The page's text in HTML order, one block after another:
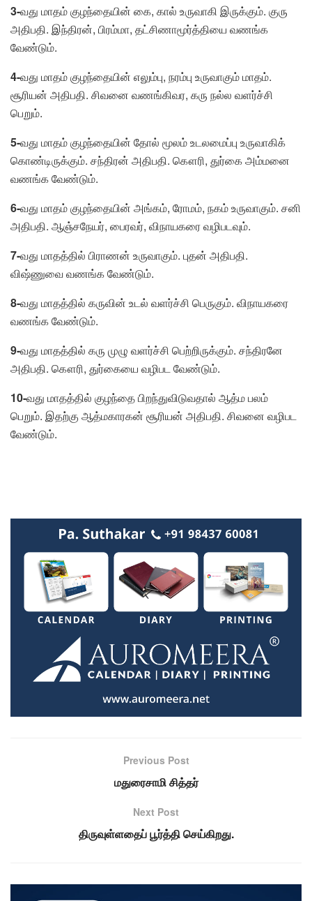
3-வது மாதம் குழந்தையின் கை, கால் உருவாகி இருக்கும். குரு
அதிபதி. இந்திரன், பிரம்மா, தட்சிணாமூர்த்தியை வணங்க
வேண்டும்.
4-வது மாதம் குழந்தையின் எலும்பு, நரம்பு உருவாகும் மாதம்.
சூரியன் அதிபதி. சிவனை வணங்கிவர, கரு நல்ல வளர்ச்சி
பெறும்.
5-வது மாதம் குழந்தையின் தோல் மூலம் உடலமைப்பு உருவாகிக்
கொண்டிருக்கும். சந்திரன் அதிபதி. கௌரி, துர்கை அம்மனை
வணங்க வேண்டும்.
6-வது மாதம் குழந்தையின் அங்கம், ரோமம், நகம் உருவாகும். சனி
அதிபதி. ஆஞ்சநேயர், பைரவர், விநாயகரை வழிபடவும்.
7-வது மாதத்தில் பிராணன் உருவாகும். புதன் அதிபதி.
விஷ்ணுவை வணங்க வேண்டும்.
8-வது மாதத்தில் கருவின் உடல் வளர்ச்சி பெருகும். விநாயகரை
வணங்க வேண்டும்.
9-வது மாதத்தில் கரு முழு வளர்ச்சி பெற்றிருக்கும். சந்திரனே
அதிபதி. கௌரி, துர்கையை வழிபட வேண்டும்.
10-வது மாதத்தில் குழந்தை பிறந்துவிடுவதால் ஆத்ம பலம்
பெறும். இதற்கு ஆத்மகாரகன் சூரியன் அதிபதி. சிவனை வழிபட
வேண்டும்.
Previous Post
மதுரைசாமி சித்தர்
Next Post
திருவுள்ளதைப் பூர்த்தி செய்கிறது.